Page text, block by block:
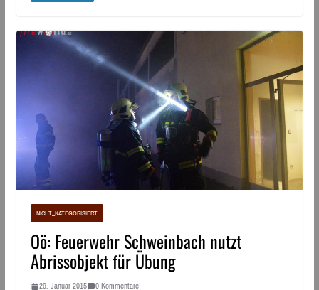
NICHT_KATEGORISIERT
Oö: Feuerwehr Schweinbach nutzt
Abrissobjekt für Übung
29. Januar 2015 0 Kommentare